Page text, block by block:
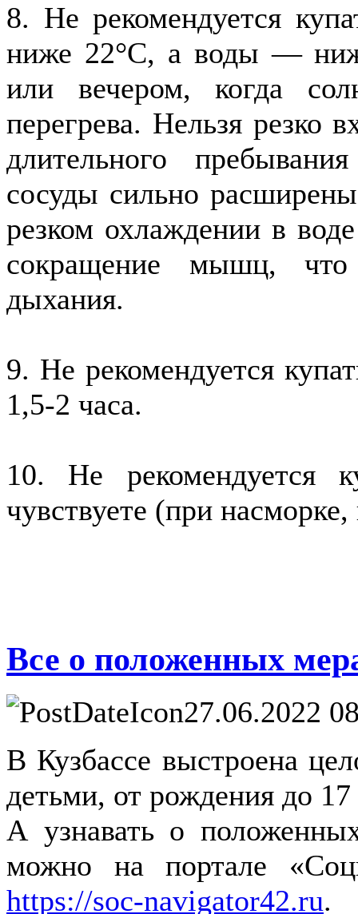
8. Не рекомендуется
ниже 22°С, а воды —
или вечером, когда
перегрева. Нельзя резко
длительного
сосуды сильно
резком охлаждении в
сокращение мышц, что
дыхания.
9. Не рекомендуется
1,5-2 часа.
10. Не рекомендуется
чувствуете (при
Все о положенных
27.06.2022
В Кузбассе выстроена
детьми, от рождения до 17
А узнавать о
можно на портале
https://soc-navigator42.ru.